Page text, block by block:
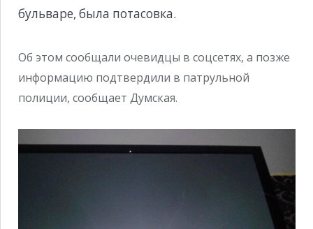
бульваре, была потасовка.
Об этом сообщали очевидцы в соцсетях, а позже
информацию подтвердили в патрульной
полиции, сообщает Думская.